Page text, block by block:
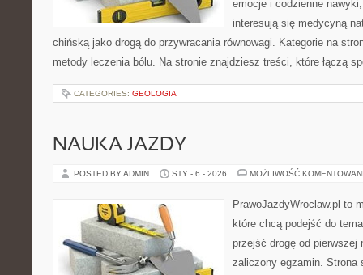
emocje i codzienne
interesują się medycyną
chińską jako drogą do przywracania równowagi. Kategorie na
metody leczenia bólu. Na stronie znajdziesz treści, które łączą
CATEGORIES: GEOLOGIA
NAUKA JAZDY
POSTED BY ADMIN STY - 6 - 2026 MOŻLIWOŚĆ
PrawoJazdyWroclaw.pl to
które chcą podejść do
przejść drogę od pierwszej
zaliczony egzamin. Strona